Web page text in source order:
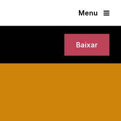
Menu
Baixar